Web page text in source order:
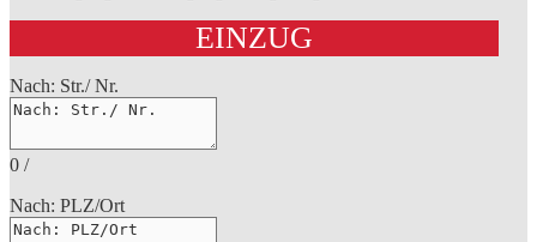
EINZUG
Nach: Str./ Nr.
0 /
Nach: PLZ/Ort